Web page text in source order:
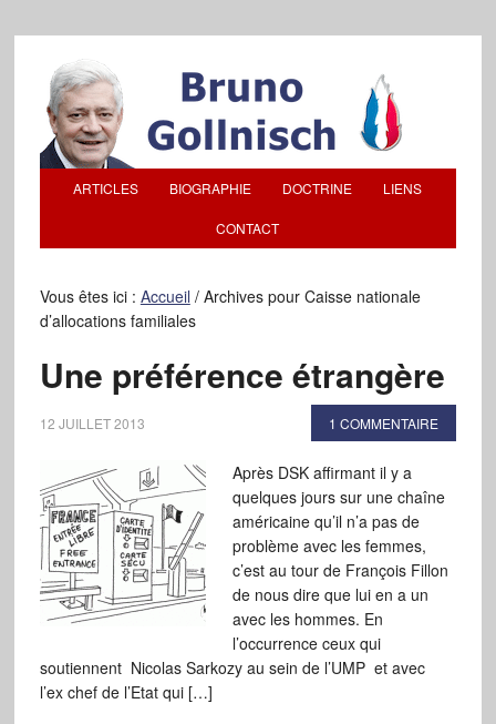
ARTICLES BIOGRAPHIE DOCTRINE LIENS
CONTACT
Vous êtes ici : Accueil /Archives pour Caisse nationale
d’allocations familiales
Une préférence étrangère
12 JUILLET 2013 1 COMMENTAIRE
Après DSK affirmant il y a
quelques jours sur une chaîne
américaine qu’il n’a pas de
problème avec les femmes,
c’est au tour de François Fillon
de nous dire que lui en a un
avec les hommes. En
l’occurrence ceux qui
soutiennent Nicolas Sarkozy au sein de l’UMP et avec
l’ex chef de l’Etat qui […]